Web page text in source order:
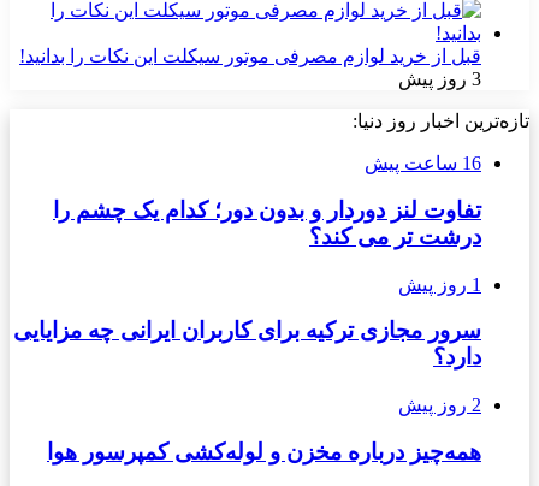
قبل از خرید لوازم مصرفی موتور سیکلت این نکات را بدانید!
3 روز پیش
تازه‌ترین اخبار روز دنیا:
16 ساعت پیش
تفاوت لنز دوردار و بدون دور؛ کدام یک چشم را
درشت تر می کند؟
1 روز پیش
سرور مجازی ترکیه برای کاربران ایرانی چه مزایایی
دارد؟
2 روز پیش
همه‌چیز درباره مخزن و لوله‌کشی کمپرسور هوا